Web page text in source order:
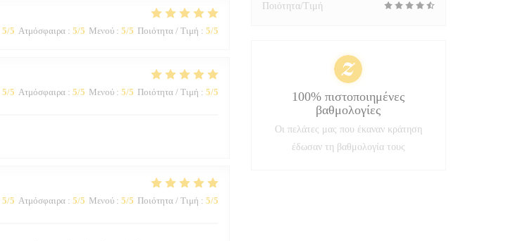
5/5 Ατμόσφαιρα: 5/5 Μενού: 5/5 Ποιότητα / Τιμή : 5/5
5/5 Ατμόσφαιρα: 5/5 Μενού: 5/5 Ποιότητα / Τιμή : 5/5
5/5 Ατμόσφαιρα: 5/5 Μενού: 5/5 Ποιότητα / Τιμή : 5/5
Ποιότητα/Τιμή
100% πιστοποιημένες
βαθμολογίες
Οι πελάτες μας που έκαναν κράτηση
έδωσαν τη βαθμολογία τους